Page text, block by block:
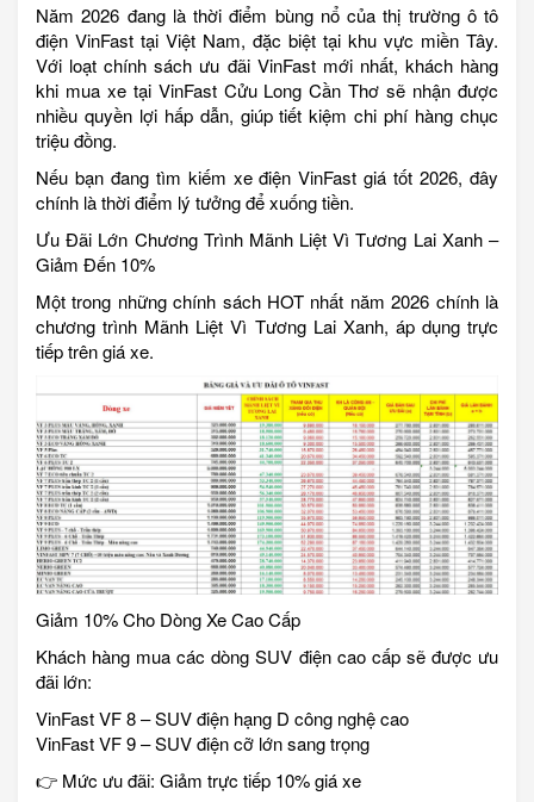
Năm 2026 đang là thời điểm bùng nổ của thị trường ô tô
điện VinFast tại Việt Nam, đặc biệt tại khu vực miền Tây.
Với loạt chính sách ưu đãi VinFast mới nhất, khách hàng
khi mua xe tại VinFast Cửu Long Cần Thơ sẽ nhận được
nhiều quyền lợi hấp dẫn, giúp tiết kiệm chi phí hàng chục
triệu đồng.
Nếu bạn đang tìm kiếm xe điện VinFast giá tốt 2026, đây
chính là thời điểm lý tưởng để xuống tiền.
Ưu Đãi Lớn Chương Trình Mãnh Liệt Vì Tương Lai Xanh –
Giảm Đến 10%
Một trong những chính sách HOT nhất năm 2026 chính là
chương trình Mãnh Liệt Vì Tương Lai Xanh, áp dụng trực
tiếp trên giá xe.
Giảm 10% Cho Dòng Xe Cao Cấp
Khách hàng mua các dòng SUV điện cao cấp sẽ được ưu
đãi lớn:
VinFast VF 8 – SUV điện hạng D công nghệ cao
VinFast VF 9 – SUV điện cỡ lớn sang trọng
👉 Mức ưu đãi: Giảm trực tiếp 10% giá xe